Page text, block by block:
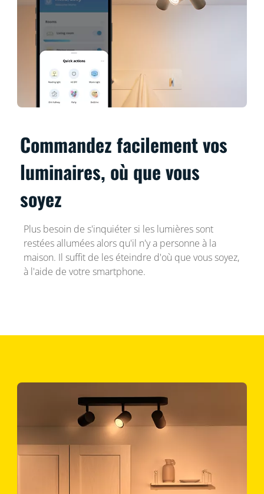
Commandez facilement vos
luminaires, où que vous
soyez
Plus besoin de s'inquiéter si les lumières sont
restées allumées alors qu'il n'y a personne à la
maison. Il suffit de les éteindre d'où que vous soyez,
à l'aide de votre smartphone.